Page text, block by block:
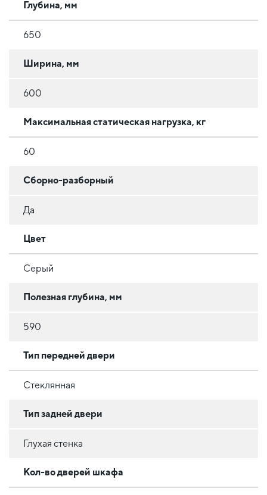
Глубина, мм
650
Ширина, мм
600
Максимальная статическая нагрузка, кг
60
Сборно-разборный
Да
Цвет
Серый
Полезная глубина, мм
590
Тип передней двери
Стеклянная
Тип задней двери
Глухая стенка
Кол-во дверей шкафа